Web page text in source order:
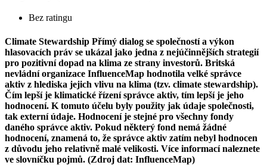
Bez ratingu
Climate Stewardship Přímý dialog se společností a výkon
hlasovacích práv se ukázal jako jedna z nejúčinnějších strategií
pro pozitivní dopad na klima ze strany investorů. Britská
nevládní organizace InfluenceMap hodnotila velké správce
aktiv z hlediska jejich vlivu na klima (tzv. climate stewardship).
Čím lepší je klimatické řízení správce aktiv, tím lepší je jeho
hodnocení. K tomuto účelu byly použity jak údaje společnosti,
tak externí údaje. Hodnocení je stejné pro všechny fondy
daného správce aktiv. Pokud některý fond nemá žádné
hodnocení, znamená to, že správce aktiv zatím nebyl hodnocen
z důvodu jeho relativně malé velikosti. Více informací naleznete
ve slovníčku pojmů. (Zdroj dat: InfluenceMap)